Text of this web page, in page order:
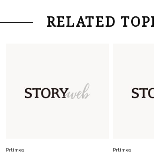
Lifestyle 2026.7.29
「お若いですね」は褒め言葉
慣！「金運アップ→トイレ、
は？」
RELATED
Prtimes Prtimes